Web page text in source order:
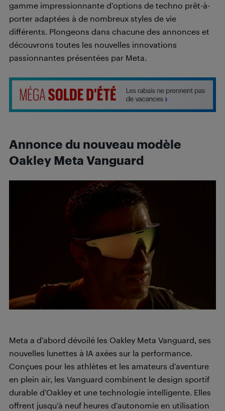
gamme impressionnante d’options de techno prêt-à-
porter adaptées à de nombreux styles de vie
différents. Plongeons dans chacune des annonces et
découvrons toutes les nouvelles innovations
passionnantes présentées par Meta.
Annonce du nouveau modèle
Oakley Meta Vanguard
Meta a d’abord dévoilé les Oakley Meta Vanguard, ses
nouvelles lunettes à IA axées sur la performance.
Conçues pour les athlètes et les amateurs d’aventure
en plein air, les Vanguard combinent le design sportif
durable d’Oakley et une technologie intelligente. Elles
offrent jusqu’à neuf heures d’autonomie en utilisation